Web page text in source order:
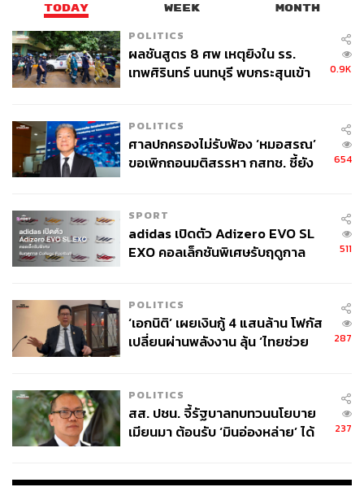
TODAY WEEK MONTH
POLITICS
ผลชันสูตร 8 ศพ เหตุยิงใน รร.
เทพศิรินทร์ นนทบุรี พบกระสุนเข้า
0.9K
POLITICS
ศาลปกครองไม่รับฟ้อง ‘หมอสรณ’
ขอเพิกถอนมติสรรหา กสทช. ชี้ยัง
654
SPORT
adidas เปิดตัว Adizero EVO SL
EXO คอลเล็กชันพิเศษรับฤดูกาล
511
POLITICS
‘เอกนิติ’ เผยเงินกู้ 4 แสนล้าน โฟกัส
เปลี่ยนผ่านพลังงาน ลุ้น ‘ไทยช่วย
287
POLITICS
สส. ปชน. จี้รัฐบาลทบทวนนโยบาย
เมียนมา ต้อนรับ ‘มินอ่องหล่าย’ ได้
237